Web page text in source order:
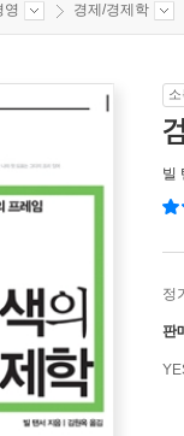
영 경제/경제학
빌
정
판